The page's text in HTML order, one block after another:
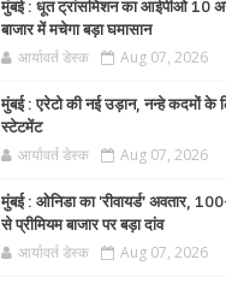
मुंबई : धूत ट्रांसमिशन का आईपीओ 10
बाजार में मचेगा बड़ा घमासान
आर्यावर्त डेस्क Aug 07, 2026
मुंबई : एरेटो की नई उड़ान, नन्हे कदमों के
स्टेटमेंट
आर्यावर्त डेस्क Aug 07, 2026
मुंबई : ओनिडा का 'रीवायर्ड’ अवतार,
से प्रीमियम बाजार पर बड़ा दांव
आर्यावर्त डेस्क Aug 07, 2026